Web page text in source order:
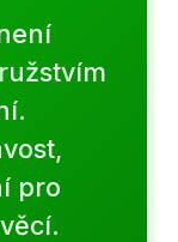
pro